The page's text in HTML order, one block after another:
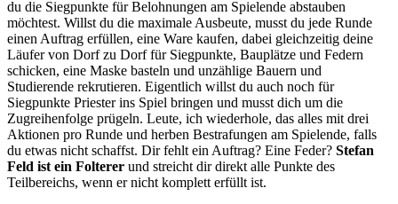
du die Siegpunkte für Belohnungen am Spielende abstauben
möchtest. Willst du die maximale Ausbeute, musst du jede Runde
einen Auftrag erfüllen, eine Ware kaufen, dabei gleichzeitig deine
Läufer von Dorf zu Dorf für Siegpunkte, Bauplätze und Federn
schicken, eine Maske basteln und unzählige Bauern und
Studierende rekrutieren. Eigentlich willst du auch noch für
Siegpunkte Priester ins Spiel bringen und musst dich um die
Zugreihenfolge prügeln. Leute, ich wiederhole, das alles mit drei
Aktionen pro Runde und herben Bestrafungen am Spielende, falls
du etwas nicht schaffst. Dir fehlt ein Auftrag? Eine Feder? Stefan
Feld ist ein Folterer und streicht dir direkt alle Punkte des
Teilbereichs, wenn er nicht komplett erfüllt ist.